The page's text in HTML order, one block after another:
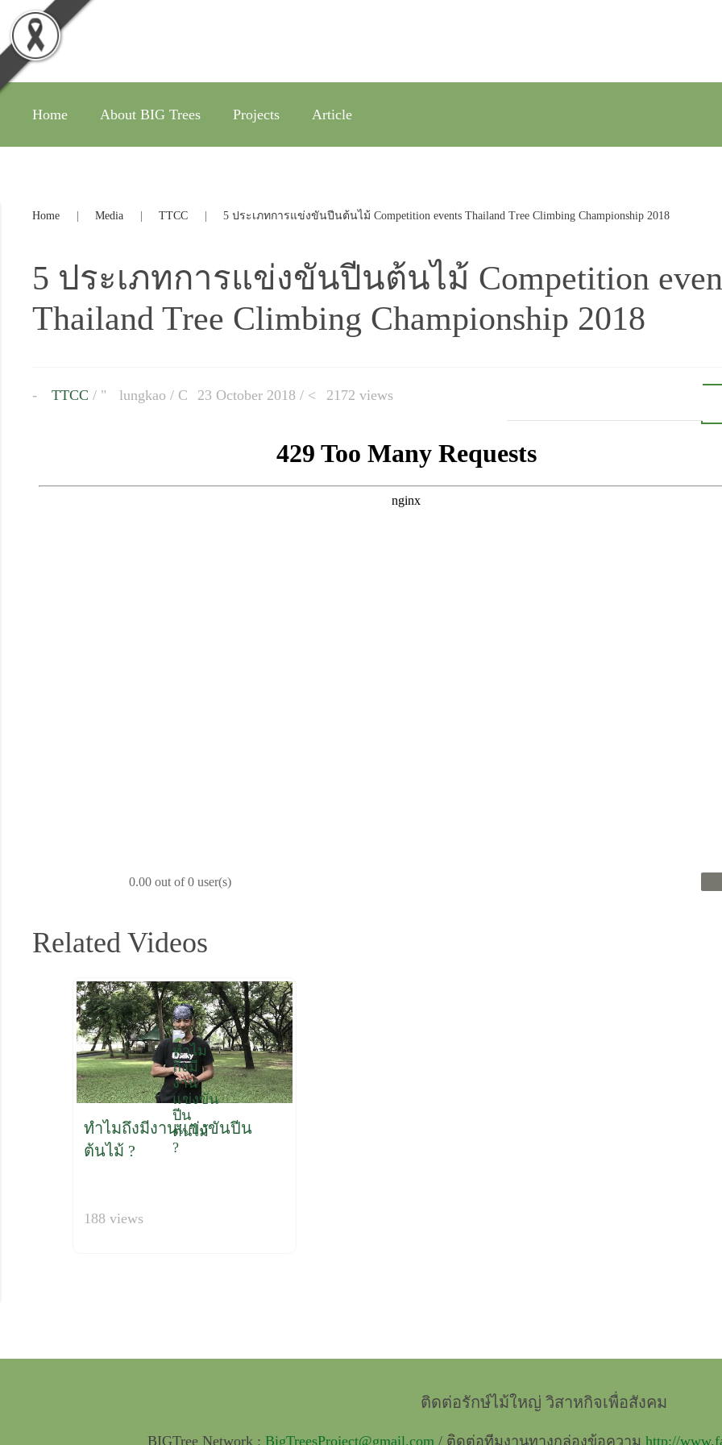
Home About BIG Trees Projects Article
Home Media TTCC 5 ประเภทการแข่งขันปีนต้นไม้ Competition events Thailand Tree Climbing Championship 2018
5 ประเภทการแข่งขันปีนต้นไม้ Competition
Thailand Tree Climbing Championship 2018
TTCC / lungkao / 23 October 2018 / 2172 views
0.00 out of 0 user(s)
Related Videos
ทำไมถึงมีงานแข่งขันปีน
ต้นไม้ ?
188 views
ติดต่อรักษ์ไม้ใหญ่ วิสาหกิจเพื่อสังคม
BIGTree Network : BigTreesProject@gmail.com / ติดต่อทีมงานทางกล่องข้อความ http://